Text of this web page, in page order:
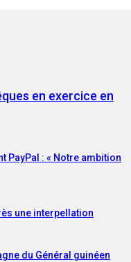
en exercice en
PayPal : « Notre ambition
une interpellation
du Général guinéen